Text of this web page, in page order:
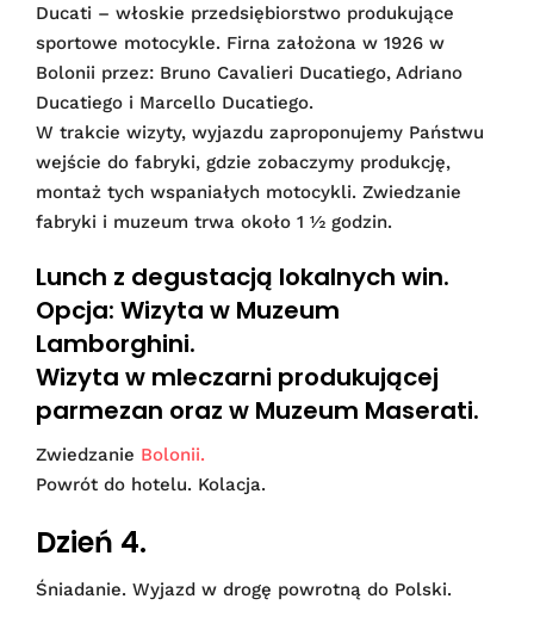
Ducati – włoskie przedsiębiorstwo produkujące
sportowe motocykle. Firna założona w 1926 w
Bolonii przez: Bruno Cavalieri Ducatiego, Adriano
Ducatiego i Marcello Ducatiego.
W trakcie wizyty, wyjazdu zaproponujemy Państwu
wejście do fabryki, gdzie zobaczymy produkcję,
montaż tych wspaniałych motocykli. Zwiedzanie
fabryki i muzeum trwa około 1 ½ godzin.
Lunch z degustacją lokalnych win.
Opcja: Wizyta w Muzeum
Lamborghini.
Wizyta w mleczarni produkującej
parmezan oraz w Muzeum Maserati.
Zwiedzanie Bolonii.
Powrót do hotelu. Kolacja.
Dzień 4.
Śniadanie. Wyjazd w drogę powrotną do Polski.